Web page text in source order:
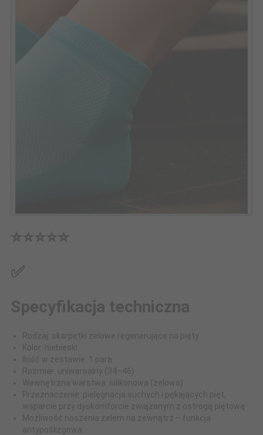
⭐⭐⭐⭐⭐
✅
Specyfikacja techniczna
Rodzaj: skarpetki żelowe regenerujące na pięty
Kolor: niebieski
Ilość w zestawie: 1 para
Rozmiar: uniwersalny (34–46)
Wewnętrzna warstwa: silikonowa (żelowa)
Przeznaczenie: pielęgnacja suchych i pękających pięt,
wsparcie przy dyskomforcie związanym z ostrogą piętową
Możliwość noszenia żelem na zewnątrz – funkcja
antypoślizgowa